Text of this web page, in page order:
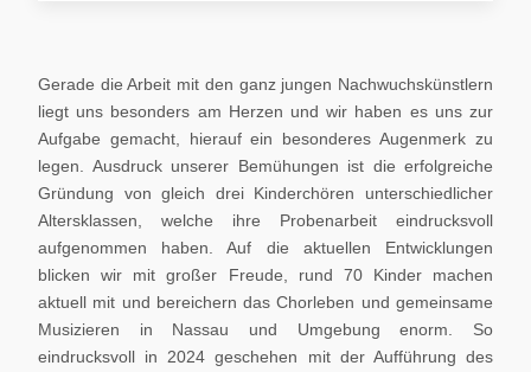
Gerade die Arbeit mit den ganz jungen Nachwuchskünstlern
liegt uns besonders am Herzen und wir haben es uns zur
Aufgabe gemacht, hierauf ein besonderes Augenmerk zu
legen. Ausdruck unserer Bemühungen ist die erfolgreiche
Gründung von gleich drei Kinderchören unterschiedlicher
Altersklassen, welche ihre Probenarbeit eindrucksvoll
aufgenommen haben. Auf die aktuellen Entwicklungen
blicken wir mit großer Freude, rund 70 Kinder machen
aktuell mit und bereichern das Chorleben und gemeinsame
Musizieren in Nassau und Umgebung enorm. So
eindrucksvoll in 2024 geschehen mit der Aufführung des